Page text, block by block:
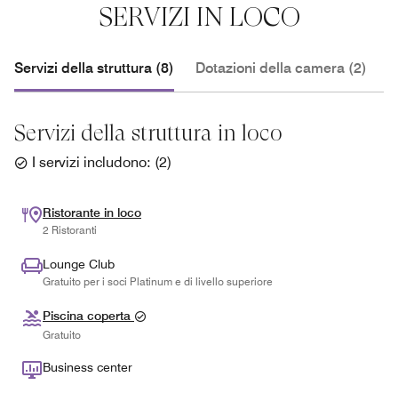
SERVIZI IN LOCO
Servizi della struttura (8) Dotazioni della camera (2)
Servizi della struttura in loco
I servizi includono: (2)
Ristorante in loco
2 Ristoranti
Lounge Club
Gratuito per i soci Platinum e di livello superiore
Piscina coperta
Gratuito
Business center